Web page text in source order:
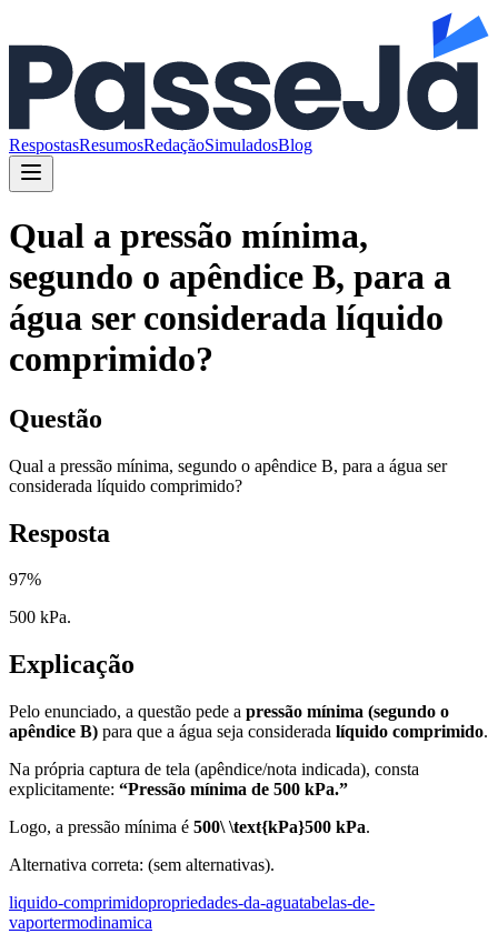
RespostasResumosRedaçãoSimuladosBlog
Qual a pressão mínima,
segundo o apêndice B, para a
água ser considerada líquido
comprimido?
Questão
Qual a pressão mínima, segundo o apêndice B, para a água ser
considerada líquido comprimido?
Resposta
97%
500 kPa.
Explicação
Pelo enunciado, a questão pede a pressão mínima (segundo o
apêndice B) para que a água seja considerada líquido comprimido.
Na própria captura de tela (apêndice/nota indicada), consta
explicitamente: “Pressão mínima de 500 kPa.”
Logo, a pressão mínima é 500\ \text{kPa}500 kPa.
Alternativa correta: (sem alternativas).
liquido-comprimidopropriedades-da-aguatabelas-de-
vaportermodinamica